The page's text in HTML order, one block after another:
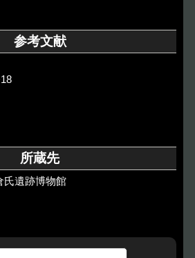
参考文献
所蔵先
氏遺跡博物館